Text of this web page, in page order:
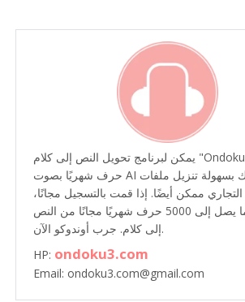
يمكن لبرنامج تحويل النص إلى كلام "Ondoku" قراءة 5000
حرف شهريًا بصوت AI مجانًا. يمكنك بسهولة تنزيل ملفات MP3
التجاري ممكن أيضًا. إذا قمت بالتسجيل مجانًا،
فيمكنك تحويل ما يصل إلى 5000 حرف شهريًا مجانًا من النص
إلى كلام. جرب أوندوكو الآن.
HP: ondoku3.com
Email: ondoku3.com@gmail.com